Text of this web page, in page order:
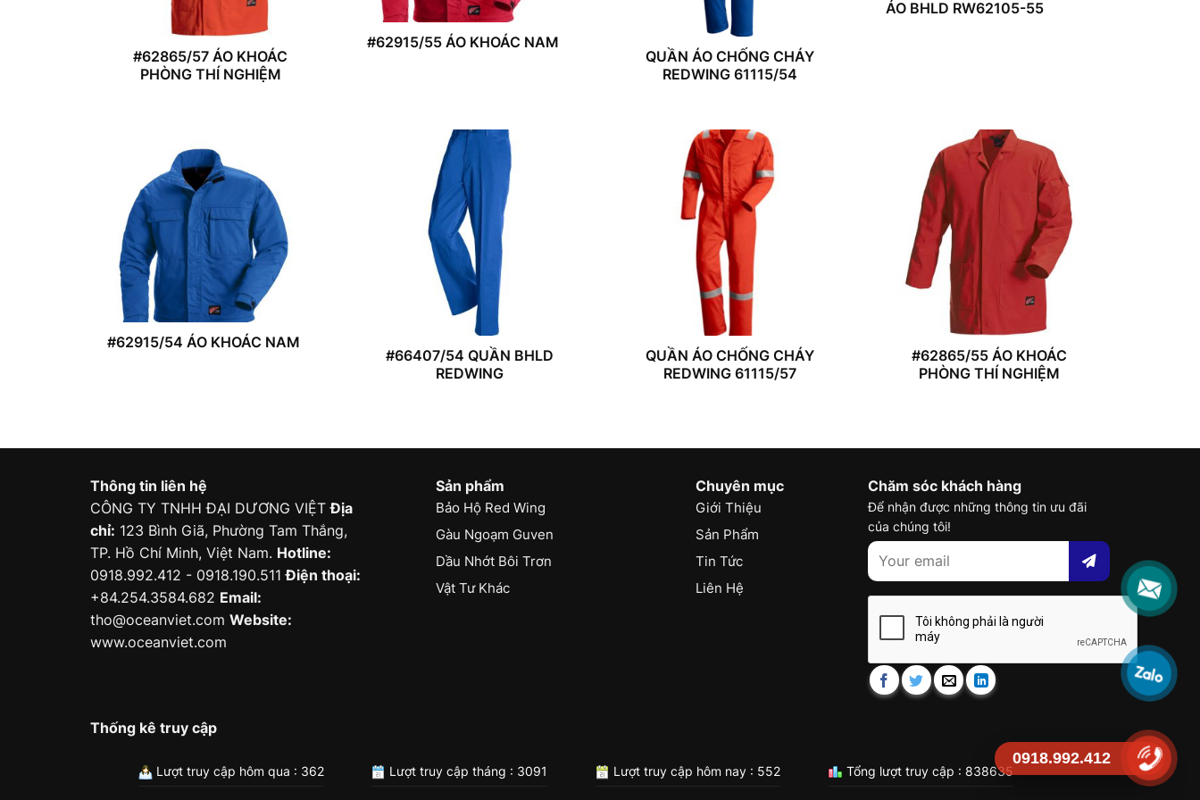
#62865/57 ÁO KHOÁC
PHÒNG THÍ NGHIỆM
#62915/55 ÁO KHOÁC NAM
QUẦN ÁO CHỐNG CHÁY
REDWING 61115/54
ÁO BHLD RW62105-55
#62915/54 ÁO KHOÁC NAM
#66407/54 QUẦN BHLD
REDWING
QUẦN ÁO CHỐNG CHÁY
REDWING 61115/57
#62865/55 ÁO KHOÁC
PHÒNG THÍ NGHIỆM
Thông tin liên hệ
CÔNG TY TNHH ĐẠI DƯƠNG VIỆTĐịa
chỉ: 123 Bình Giã, Phường Tam Thắng,
TP. Hồ Chí Minh, Việt Nam. Hotline:
0918.992.412 - 0918.190.511Điện thoại:
+84.254.3584.682 Email:
tho@oceanviet.com Website:
www.oceanviet.com
Sản phẩm
Bảo Hộ Red Wing
Gàu Ngoạm Guven
Dầu Nhớt Bôi Trơn
Vật Tư Khác
Chuyên mục
Giới Thiệu
Sản Phẩm
Tin Tức
Liên Hệ
Chăm sóc khách hàng
Để nhận được những thông tin ưu đãi
của chúng tôi!
Thống kê truy cập
Lượt truy cập hôm qua : 362 Lượt truy cập tháng : 3091 Lượt truy cập hôm nay : 552 Tổng lượt truy cập : 838635
0918.992.412